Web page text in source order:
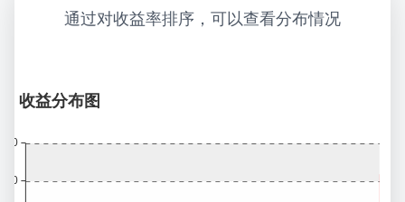
通过对收益率排序，可以查看分布情况